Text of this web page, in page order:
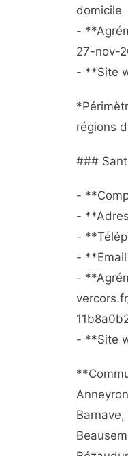
domicile
-
27-nov-
- **Site
régions
###
-
-
-
-
-
- **Site